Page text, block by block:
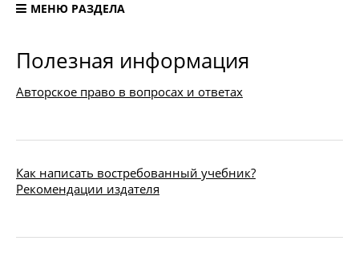
МЕНЮ РАЗДЕЛА
Полезная информация
Авторское право в вопросах и ответах
Как написать востребованный учебник?
Рекомендации издателя